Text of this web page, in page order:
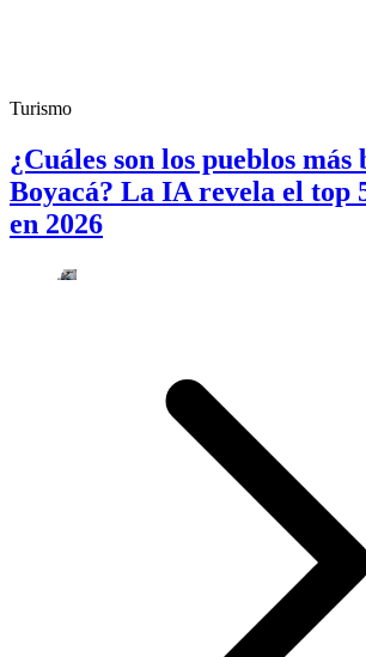
Turismo
¿Cuáles son los pueblos más
Boyacá? La IA revela el top
en 2026